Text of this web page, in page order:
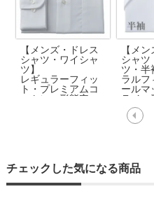
【メンズ・ドレス
シャツ・ワイシャ
ツ】
レギュラーフィッ
ト・プレミアムコ
ットン・形態安
【メ
シャツ
ツ・半
ラルフ
ールマ
ライ・
オッ
ド・イ
チェックした気になる商品